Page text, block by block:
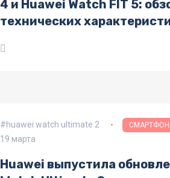
4 и Huawei Watch FIT 5:
технических
huawei watch ultimate 2
19 марта
Huawei выпустила